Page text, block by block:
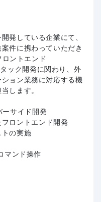
発している企業にて、
件に携わっていただき
ントエンド
ック開発に関わり、外
ョン業務に対応する機
します。
サイド開発
ロントエンド開発
トの実施
マンド操作